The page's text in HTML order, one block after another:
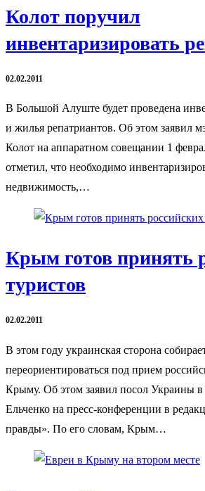
Колот поручил
инвентаризировать
02.02.2011
В Большой Алуште будет проведена
и жилья репатриантов. Об этом заявил
Колот на аппаратном совещании 1
отметил, что необходимо
недвижимость,…
Крым готов принять
туристов
02.02.2011
В этом году украинская сторона
переориентироваться под прием
Крыму. Об этом заявил посол Украины
Ельченко на пресс-конференции в
правды». По его словам, Крым…